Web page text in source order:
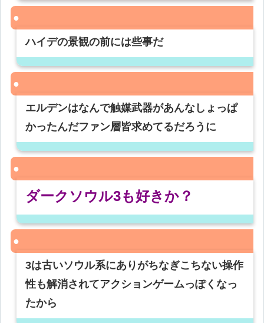
ハイデの景観の前には些事だ
エルデンはなんで触媒武器があんなしょっぱ
かったんだファン層皆求めてるだろうに
ダークソウル3も好きか？
3は古いソウル系にありがちなぎこちない操作
性も解消されてアクションゲームっぽくなっ
たから